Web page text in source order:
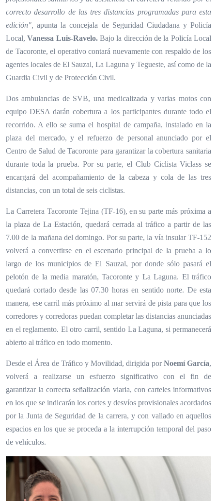
correcto desarrollo de las tres distancias programadas para esta
edición",
apunta la concejala de Seguridad Ciudadana y Policía
Local,Vanessa Luis-Ravelo.Bajo la dirección de la Policía Local
de Tacoronte, el operativo contará nuevamente con respaldo de los
agentes locales de El Sauzal, La Laguna y Tegueste, así como de la
Guardia Civil y de Protección Civil.
Dos ambulancias de SVB, una medicalizada y varias motos con
equipo DESA darán cobertura a los participantes durante todo el
recorrido. A ello se suma el hospital de campaña, instalado en la
plaza del mercado, y el refuerzo de personal anunciado por el
Centro de Salud de Tacoronte para garantizar la cobertura sanitaria
durante toda la prueba. Por su parte, el Club Ciclista Viclass se
encargará del acompañamiento de la cabeza y cola de las tres
distancias, con un total de seis ciclistas.
La Carretera Tacoronte Tejina (TF-16), en su parte más próxima a
la plaza de La Estación, quedará cerrada al tráfico a partir de las
7.00 de la mañana del domingo. Por su parte, la vía insular TF-152
volverá a convertirse en el escenario principal de la prueba a lo
largo de los municipios de El Sauzal, por donde sólo pasará el
pelotón de la media maratón, Tacoronte y La Laguna. El tráfico
quedará cortado desde las 07.30 horas en sentido norte. De esta
manera, ese carril más próximo al mar servirá de pista para que los
corredores y corredoras puedan completar las distancias anunciadas
en el reglamento. El otro carril, sentido La Laguna, si permanecerá
abierto al tráfico en todo momento.
Desde el Área de Tráfico y Movilidad, dirigida porNoemí García,
volverá a realizarse un esfuerzo significativo con el fin de
garantizar la correcta señalización viaria, con carteles informativos
en los que se indicarán los cortes y desvíos provisionales acordados
por la Junta de Seguridad de la carrera, y con vallado en aquellos
espacios en los que se proceda a la interrupción temporal del paso
de vehículos.